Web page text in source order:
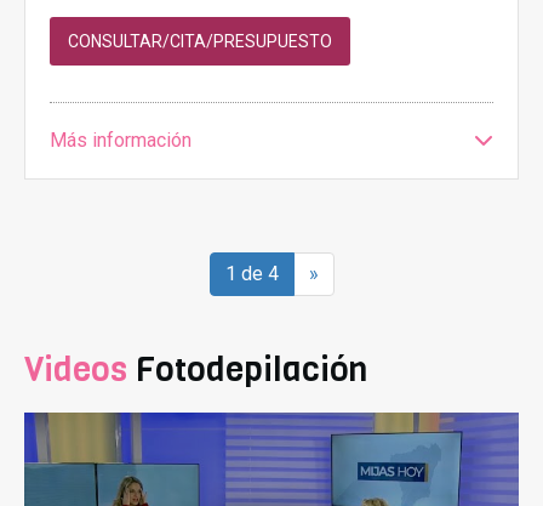
CONSULTAR/CITA/PRESUPUESTO
Más información
1 de 4 »
Videos Fotodepilación